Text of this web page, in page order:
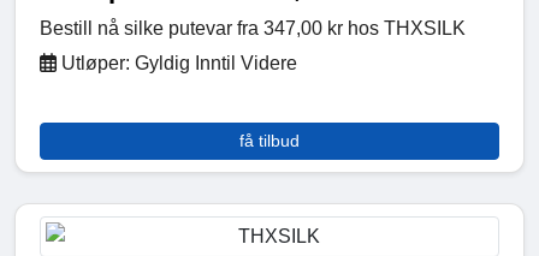
Bestill nå silke putevar fra 347,00 kr hos THXSILK
Utløper: Gyldig Inntil Videre
få tilbud